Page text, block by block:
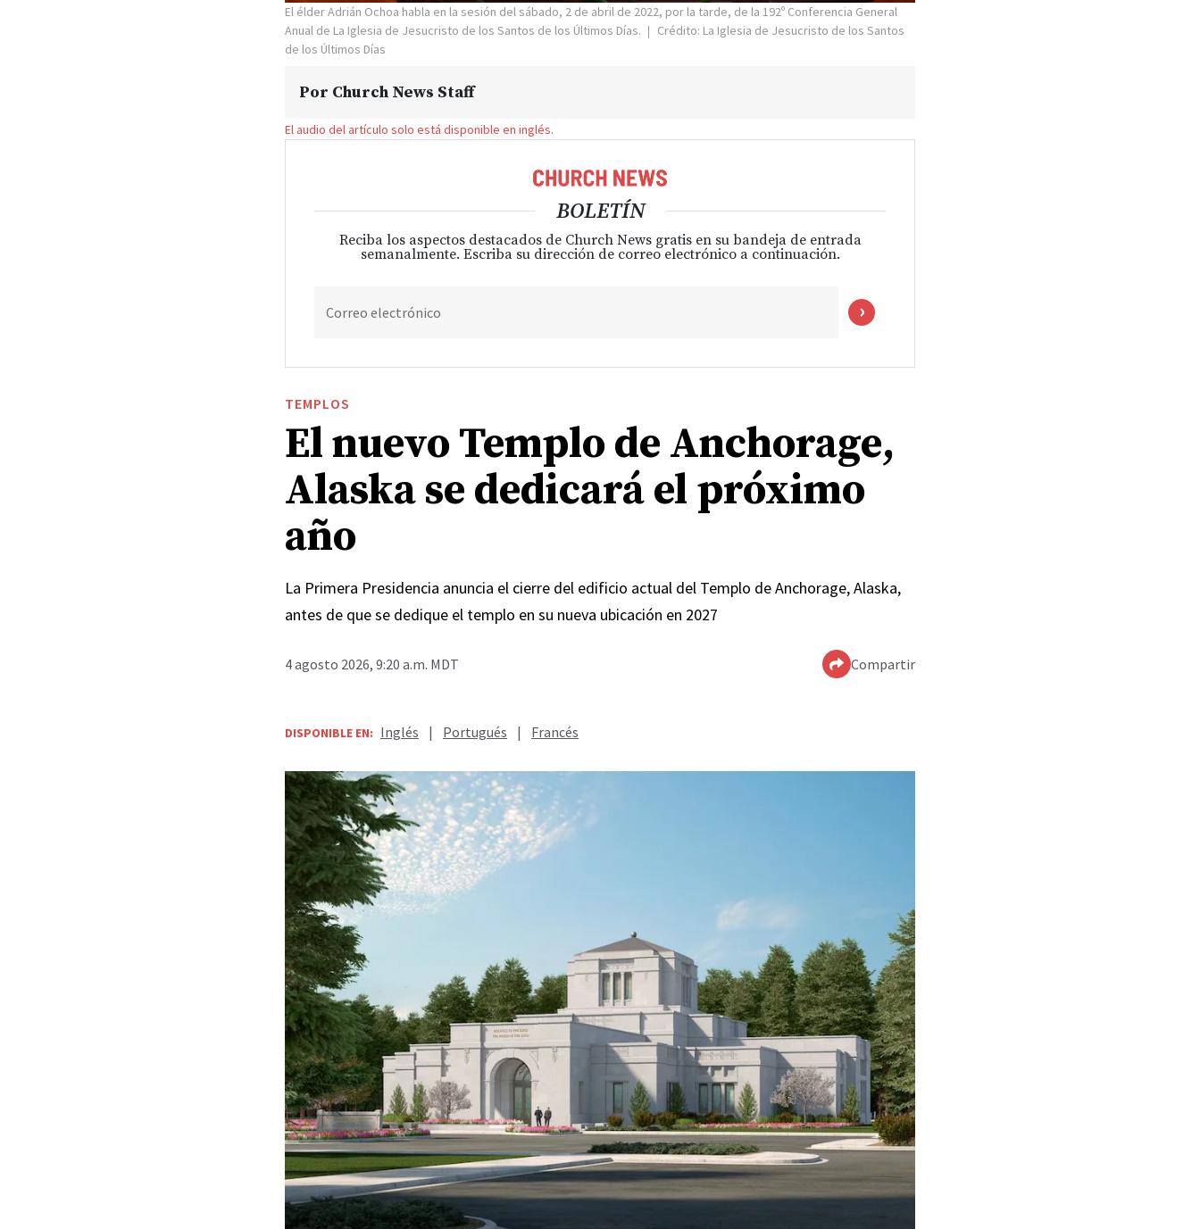
El élder Adrián Ochoa habla en la sesión del sábado, 2 de abril de 2022, por la tarde, de la 192º Conferencia General
Anual de La Iglesia de Jesucristo de los Santos de los Últimos Días.
Crédito: La Iglesia de Jesucristo de los Santos
de los Últimos Días
Por Church News Staff
El audio del artículo solo está disponible en inglés.
BOLETÍN
Reciba los aspectos destacados de Church News gratis en su bandeja de entrada
semanalmente. Escriba su dirección de correo electrónico a continuación.
Correo electrónico
TEMPLOS
El nuevo Templo de Anchorage,
Alaska se dedicará el próximo
año
La Primera Presidencia anuncia el cierre del edificio actual del Templo de Anchorage, Alaska,
antes de que se dedique el templo en su nueva ubicación en 2027
4 agosto 2026, 9:20 a.m. MDT Compartir
DISPONIBLE EN: Inglés | Portugués | Francés